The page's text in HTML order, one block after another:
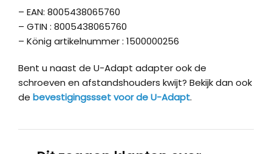
– EAN: 8005438065760
– GTIN : 8005438065760
– König artikelnummer : 1500000256
Bent u naast de U-Adapt adapter ook de
schroeven en afstandshouders kwijt? Bekijk dan ook
de bevestigingssset voor de U-Adapt.